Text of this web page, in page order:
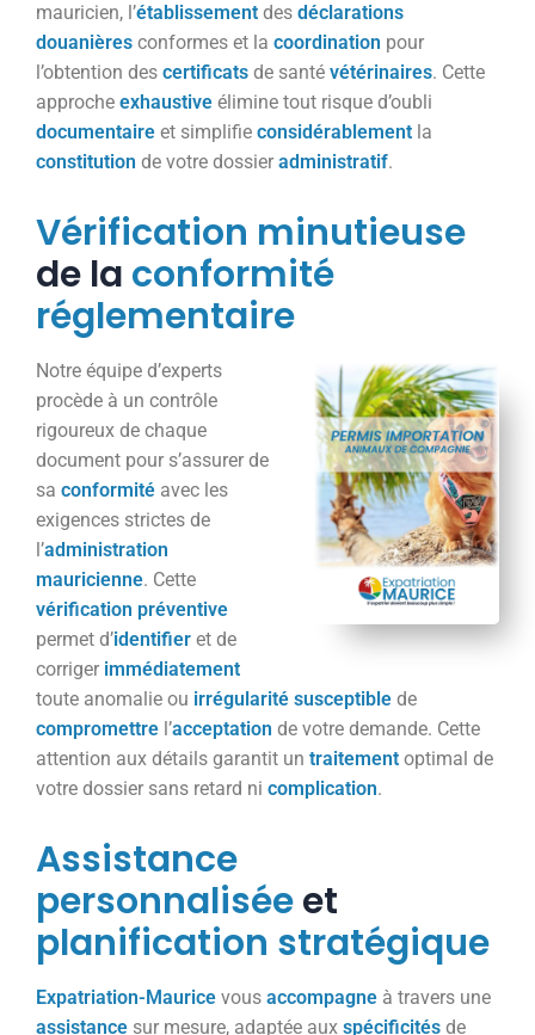
mauricien, l’établissement des déclarations
douanières conformes et la coordination pour
l’obtention des certificats de santé vétérinaires. Cette
approche exhaustive élimine tout risque d’oubli
documentaire et simplifie considérablement la
constitution de votre dossier administratif.
Vérification minutieuse
de la conformité
réglementaire
Notre équipe d’experts
procède à un contrôle
rigoureux de chaque
document pour s’assurer de
sa conformité avec les
exigences strictes de
l’administration
mauricienne. Cette
vérification préventive
permet d’identifier et de
corriger immédiatement
toute anomalie ou irrégularité susceptible de
compromettre l’acceptation de votre demande. Cette
attention aux détails garantit un traitement optimal de
votre dossier sans retard ni complication.
Assistance
personnaliséeet
planification stratégique
Expatriation-Maurice vous accompagne à travers une
assistance sur mesure, adaptée aux spécificités de